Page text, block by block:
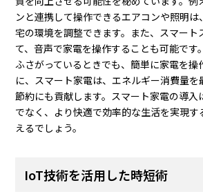
ンと連携して操作できるエアコンや照明
宅の環境を調整できます。また、スマート
て、音声で家電を操作することも可能です
ふさがっているときでも、簡単に家電を操
に、スマート家電は、エネルギー消費量
節約にも貢献します。スマート家電の導入
でなく、より快適で効率的な生活を実現
えるでしょう。
IoT技術を活用した時短術